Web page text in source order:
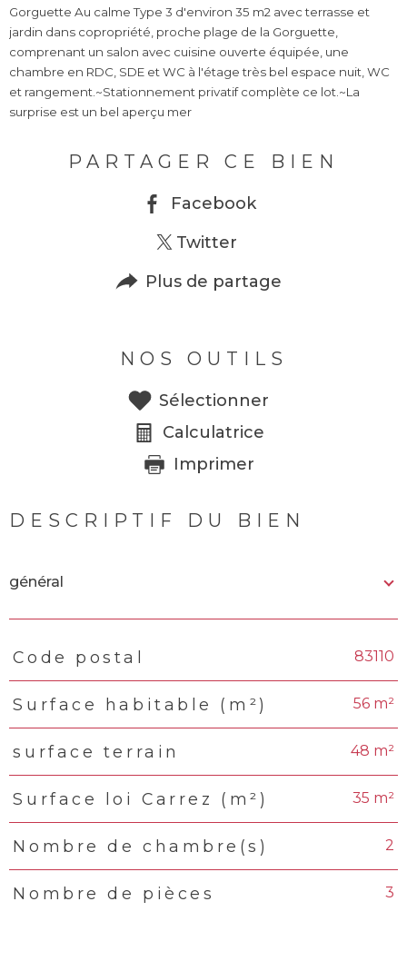
Gorguette Au calme Type 3 d'environ 35 m2 avec terrasse et
jardin dans copropriété, proche plage de la Gorguette,
comprenant un salon avec cuisine ouverte équipée, une
chambre en RDC, SDE et WC à l'étage très bel espace nuit, WC
et rangement.~Stationnement privatif complète ce lot.~La
PARTAGER CE BIEN
Facebook
Twitter
Plus de partage
NOS OUTILS
Sélectionner
Calculatrice
Imprimer
DESCRIPTIF DU BIEN
général
TRAD_PAMPERO_Caracteristique
Code postal 83110
Surface habitable (m²) 56 m²
surface terrain 48 m²
Surface loi Carrez (m²) 35 m²
Nombre de chambre(s) 2
Nombre de pièces 3